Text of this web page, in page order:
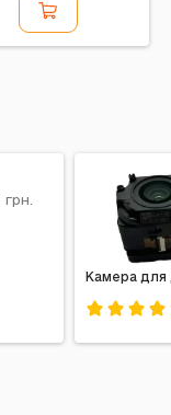
грн.
Камера для